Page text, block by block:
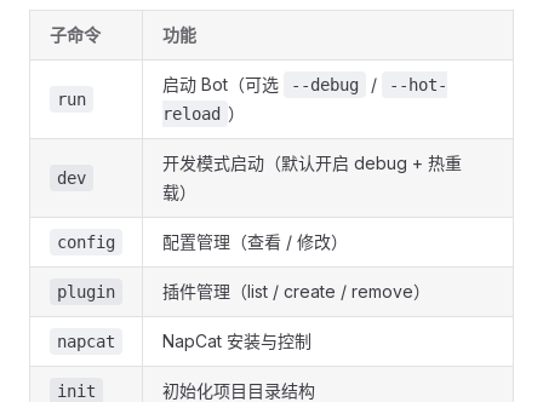
子命令 功能
run
启动 Bot（可选 --debug /
--hot-
reload ）
dev
开发模式启动（默认开启 debug + 热重
载）
config 配置管理（查看 / 修改）
plugin 插件管理（list / create / remove）
napcat NapCat 安装与控制
init 初始化项目目录结构